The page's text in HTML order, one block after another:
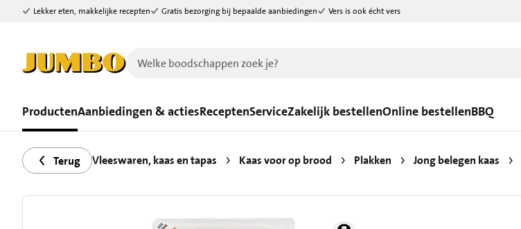
Ga naar zoeken
Ga naar hoofdinhoud
Lekker eten, makkelijke recepten Gratis bezorging bij bepaalde aanbiedingen Vers is ook écht vers
ProductenAanbiedingen & actiesReceptenServiceZakelijk bestellenOnline bestellenBBQ
Terug Vleeswaren, kaas en tapas Kaas voor op brood Plakken Jong belegen kaas